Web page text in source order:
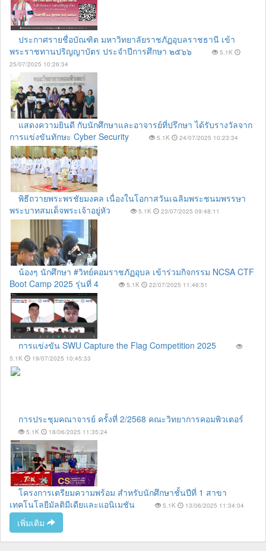
ประกาศรายชื่อบัณฑิต มหาวิทยาลัยราชภัฏอุบลราชธานี เข้า
พระราชทานปริญญาบัตร ประจำปีการศึกษา ๒๕๖๖
5.1K
25/07/2025 10:26:34
แสดงความยินดี กับนักศึกษาและอาจารย์ที่ปรึกษา ได้รับรางวัลจาก
การแข่งขันทักษะ Cyber Security
5.1K 24/07/2025 10:23:34
พิธีถวายพระพรชัยมงคล เนื่องในโอกาสวันเฉลิมพระชนมพรรษา
พระบาทสมเด็จพระเจ้าอยู่หัว
5.1K 23/07/2025 09:48:11
น้องๆ นักศึกษา #วิทย์คอมราชภัฏอุบล เข้าร่วมกิจกรรม NCSA CTF
Boot Camp 2025 รุ่นที่ 4
5.1K 22/07/2025 11:46:51
การแข่งขัน SWU Capture the Flag Competition 2025
5.1K 19/07/2025 10:45:33
การประชุมคณาจารย์ ครั้งที่ 2/2568 คณะวิทยาการคอมพิวเตอร์
5.1K 18/06/2025 11:35:24
โครงการเตรียมความพร้อม สำหรับนักศึกษาชั้นปีที่ 1 สาขา
เทคโนโลยีมัลติมีเดียและแอนิเมชัน
5.1K 13/06/2025 11:34:04
เพิ่มเติม